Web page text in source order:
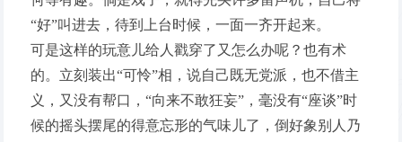
“好”叫进去，待到上台时候，一面一齐开起来。
可是这样的玩意儿给人戳穿了又怎么办呢？也有术
的。立刻装出“可怜”相，说自己既无党派，也不借主
义，又没有帮口，“向来不敢狂妄”，毫没有“座谈”时
候的摇头摆尾的得意忘形的气味儿了，倒好象别人乃